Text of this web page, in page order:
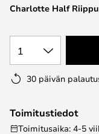
images
Charlotte Half
1
30 päivän
Toimitustiedot
Toimitusaika: 4-5